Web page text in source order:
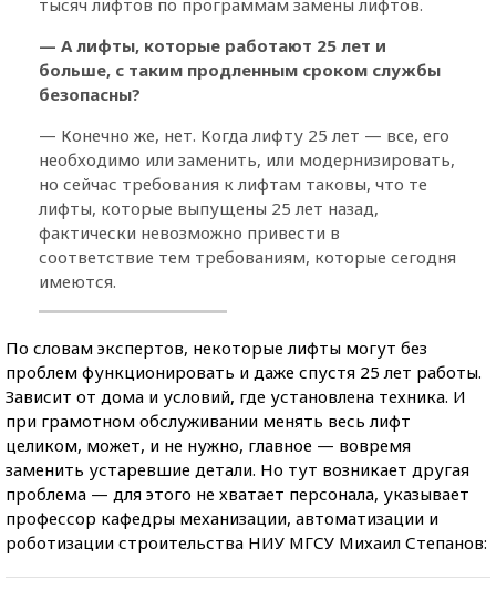
— А лифты, которые работают 25 лет и
больше, с таким продленным сроком службы
безопасны?
— Конечно же, нет. Когда лифту 25 лет — все, его
необходимо или заменить, или модернизировать,
но сейчас требования к лифтам таковы, что те
лифты, которые выпущены 25 лет назад,
фактически невозможно привести в
соответствие тем требованиям, которые сегодня
имеются.
По словам экспертов, некоторые лифты могут без
проблем функционировать и даже спустя 25 лет работы.
Зависит от дома и условий, где установлена техника. И
при грамотном обслуживании менять весь лифт
целиком, может, и не нужно, главное — вовремя
заменить устаревшие детали. Но тут возникает другая
проблема — для этого не хватает персонала, указывает
профессор кафедры механизации, автоматизации и
роботизации строительства НИУ МГСУ Михаил Степанов: